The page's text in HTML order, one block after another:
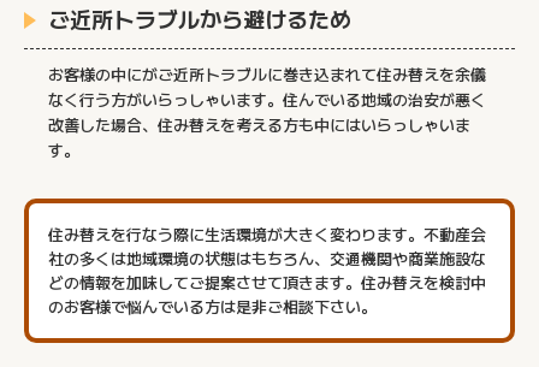
ご近所トラブルから避けるため
お客様の中にがご近所トラブルに巻き込まれて住み替えを余儀
なく行う方がいらっしゃいます。住んでいる地域の治安が悪く
改善した場合、住み替えを考える方も中にはいらっしゃいま
す。
住み替えを行なう際に生活環境が大きく変わります。不動産会
社の多くは地域環境の状態はもちろん、交通機関や商業施設な
どの情報を加味してご提案させて頂きます。住み替えを検討中
のお客様で悩んでいる方は是非ご相談下さい。